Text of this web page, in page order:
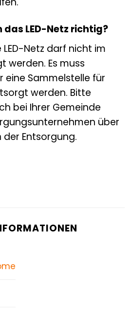
LED-Netz richtig?
Netz darf nicht im
werden. Es muss
Sammelstelle für
werden. Bitte
bei Ihrer Gemeinde
über
Entsorgung.